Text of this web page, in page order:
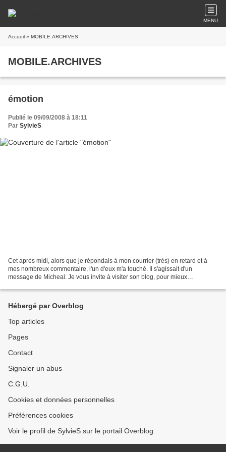
MENU
Accueil » MOBILE.ARCHIVES
MOBILE.ARCHIVES
émotion
Publié le 09/09/2008 à 18:11
Par SylvieS
Cet après midi, alors que je répondais à mon courrier (très) en retard et à
mes nombreux commentaire, l'un d'eux m'a touché. Il s'agissait d'un
message de Micheal. Je vous invite à visiter son blog, pour mieux
Hébergé par Overblog
Top articles
Pages
Contact
Signaler un abus
C.G.U.
Cookies et données personnelles
Préférences cookies
Voir le profil de SylvieS sur le portail Overblog